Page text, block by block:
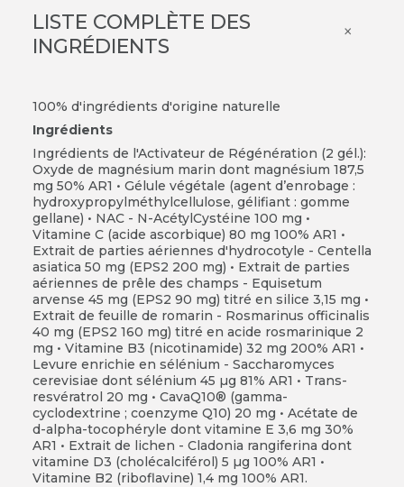
LISTE COMPLÈTE DES
INGRÉDIENTS
×
100% d'ingrédients d'origine naturelle
Ingrédients
Ingrédients de l'Activateur de Régénération (2 gél.):
Oxyde de magnésium marin dont magnésium 187,5
mg 50% AR1 • Gélule végétale (agent d’enrobage :
hydroxypropylméthylcellulose, gélifiant : gomme
gellane) • NAC - N-AcétylCystéine 100 mg •
Vitamine C (acide ascorbique) 80 mg 100% AR1 •
Extrait de parties aériennes d'hydrocotyle - Centella
asiatica 50 mg (EPS2 200 mg) • Extrait de parties
aériennes de prêle des champs - Equisetum
arvense 45 mg (EPS2 90 mg) titré en silice 3,15 mg •
Extrait de feuille de romarin - Rosmarinus officinalis
40 mg (EPS2 160 mg) titré en acide rosmarinique 2
mg • Vitamine B3 (nicotinamide) 32 mg 200% AR1 •
Levure enrichie en sélénium - Saccharomyces
cerevisiae dont sélénium 45 µg 81% AR1 • Trans-
resvératrol 20 mg • CavaQ10® (gamma-
cyclodextrine ; coenzyme Q10) 20 mg • Acétate de
d-alpha-tocophéryle dont vitamine E 3,6 mg 30%
AR1 • Extrait de lichen - Cladonia rangiferina dont
vitamine D3 (cholécalciférol) 5 µg 100% AR1 •
Vitamine B2 (riboflavine) 1,4 mg 100% AR1.